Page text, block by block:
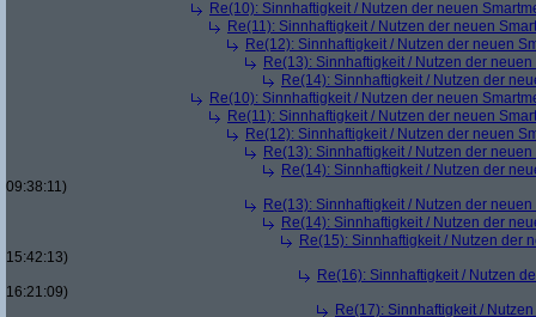
Re(10): Sinnhaftigkeit / Nutzen der neuen
Re(11): Sinnhaftigkeit / Nutzen der neuen
Re(12): Sinnhaftigkeit / Nutzen der neuen
Re(13): Sinnhaftigkeit / Nutzen der neuen
Re(14): Sinnhaftigkeit / Nutzen der
Re(10): Sinnhaftigkeit / Nutzen der neuen
Re(11): Sinnhaftigkeit / Nutzen der neuen
Re(12): Sinnhaftigkeit / Nutzen der neuen
Re(13): Sinnhaftigkeit / Nutzen der neuen
Re(14): Sinnhaftigkeit / Nutzen der
09:38:11)
Re(13): Sinnhaftigkeit / Nutzen der neuen
Re(14): Sinnhaftigkeit / Nutzen der
Re(15): Sinnhaftigkeit / Nutzen der
15:42:13)
Re(16): Sinnhaftigkeit / Nutzen
16:21:09)
Re(17): Sinnhaftigkeit /